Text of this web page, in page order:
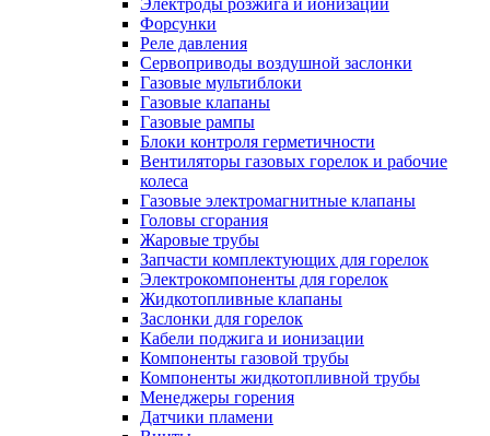
Электроды розжига и ионизации
Форсунки
Реле давления
Сервоприводы воздушной заслонки
Газовые мультиблоки
Газовые клапаны
Газовые рампы
Блоки контроля герметичности
Вентиляторы газовых горелок и рабочие
колеса
Газовые электромагнитные клапаны
Головы сгорания
Жаровые трубы
Запчасти комплектующих для горелок
Электрокомпоненты для горелок
Жидкотопливные клапаны
Заслонки для горелок
Кабели поджига и ионизации
Компоненты газовой трубы
Компоненты жидкотопливной трубы
Менеджеры горения
Датчики пламени